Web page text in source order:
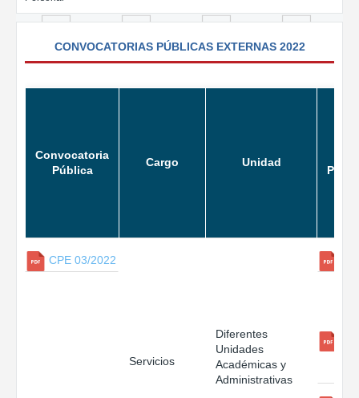
CONVOCATORIAS PÚBLICAS EXTERNAS 2022
Convocatoria
Pública
Cargo Unidad
CPE 03/2022
Servicios
Diferentes
Unidades
Académicas y
Administrativas